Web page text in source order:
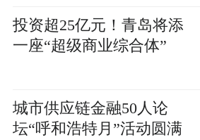
投资超25亿元！青岛将添
一座“超级商业综合体”
城市供应链金融50人论
坛“呼和浩特月”活动圆满